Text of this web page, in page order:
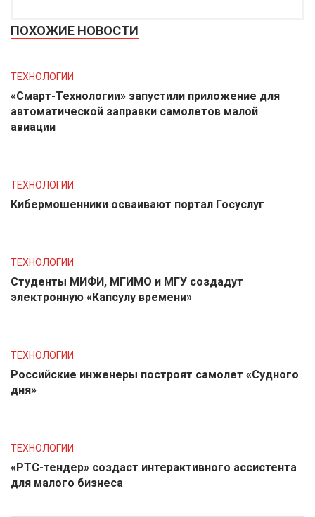
ПОХОЖИЕ НОВОСТИ
ТЕХНОЛОГИИ
«Смарт-Технологии» запустили приложение для
автоматической заправки самолетов малой
авиации
ТЕХНОЛОГИИ
Кибермошенники осваивают портал Госуслуг
ТЕХНОЛОГИИ
Студенты МИФИ, МГИМО и МГУ создадут
электронную «Капсулу времени»
ТЕХНОЛОГИИ
Российские инженеры построят самолет «Судного
дня»
ТЕХНОЛОГИИ
«РТС-тендер» создаст интерактивного ассистента
для малого бизнеса